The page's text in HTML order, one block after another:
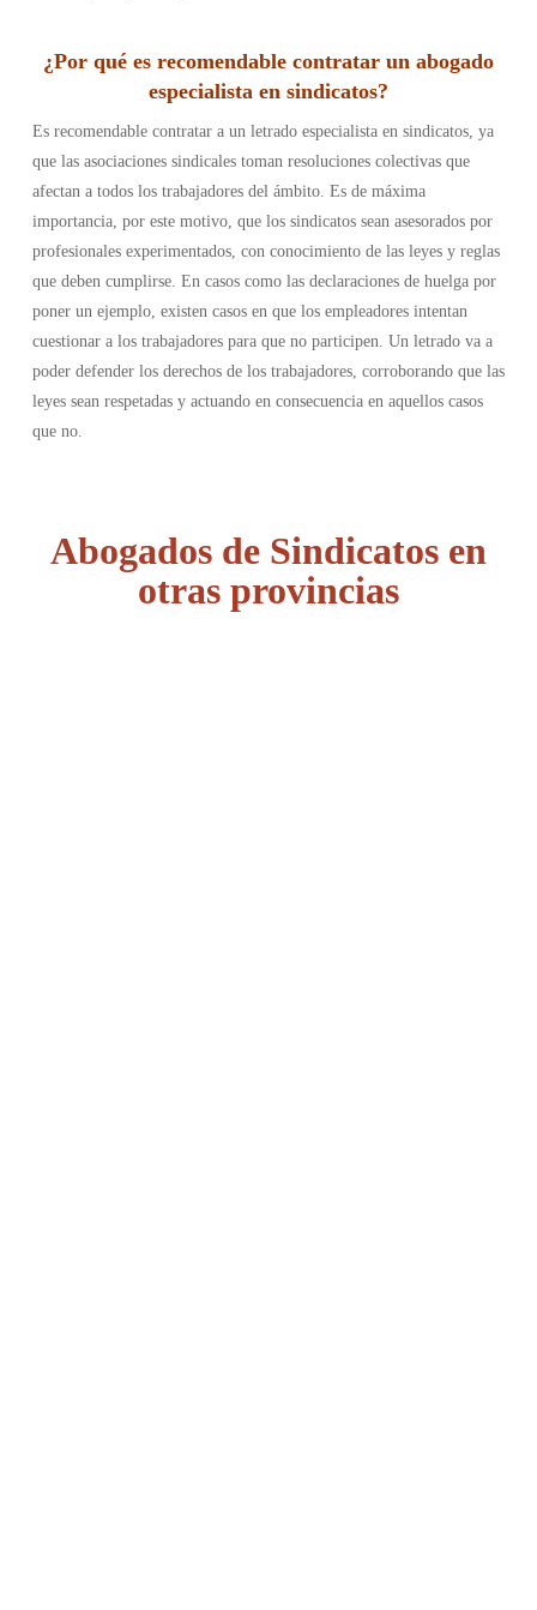
¿Por qué es recomendable contratar un abogado
especialista en sindicatos?
Es recomendable contratar a un letrado especialista en sindicatos, ya
que las asociaciones sindicales toman resoluciones colectivas que
afectan a todos los trabajadores del ámbito. Es de máxima
importancia, por este motivo, que los sindicatos sean asesorados por
profesionales experimentados, con conocimiento de las leyes y reglas
que deben cumplirse. En casos como las declaraciones de huelga por
poner un ejemplo, existen casos en que los empleadores intentan
cuestionar a los trabajadores para que no participen. Un letrado va a
poder defender los derechos de los trabajadores, corroborando que las
leyes sean respetadas y actuando en consecuencia en aquellos casos
que no.
Abogados de Sindicatos en
otras provincias